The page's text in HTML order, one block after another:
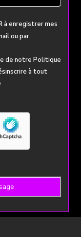
à enregistrer mes
ou par
de notre Politique
à tout